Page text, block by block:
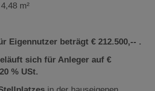
m²
Eigennutzer beträgt € 212.500,-- .
sich für Anleger auf €
% USt.